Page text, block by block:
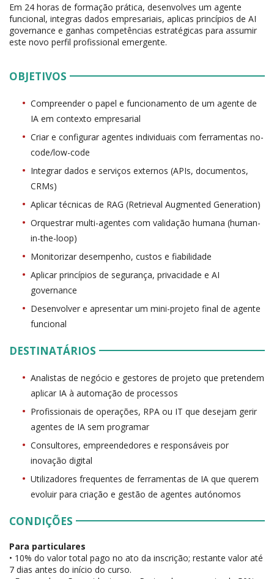
Em 24 horas de formação prática, desenvolves um agente
funcional, integras dados empresariais, aplicas princípios de AI
governance e ganhas competências estratégicas para assumir
este novo perfil profissional emergente.
OBJETIVOS
Compreender o papel e funcionamento de um agente de
IA em contexto empresarial
Criar e configurar agentes individuais com ferramentas no-
code/low-code
Integrar dados e serviços externos (APIs, documentos,
CRMs)
Aplicar técnicas de RAG (Retrieval Augmented Generation)
Orquestrar multi-agentes com validação humana (human-
in-the-loop)
Monitorizar desempenho, custos e fiabilidade
Aplicar princípios de segurança, privacidade e AI
governance
Desenvolver e apresentar um mini-projeto final de agente
funcional
DESTINATÁRIOS
Analistas de negócio e gestores de projeto que pretendem
aplicar IA à automação de processos
Profissionais de operações, RPA ou IT que desejam gerir
agentes de IA sem programar
Consultores, empreendedores e responsáveis por
inovação digital
Utilizadores frequentes de ferramentas de IA que querem
evoluir para criação e gestão de agentes autónomos
CONDIÇÕES
Para particulares
• 10% do valor total pago no ato da inscrição; restante valor até
7 dias antes do início do curso.